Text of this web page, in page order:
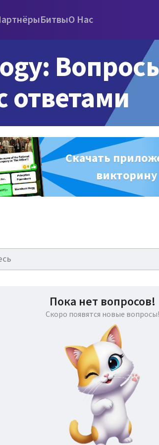
БитвыО Нас
ответами
Скачать
викторину
Пока нет вопросов!
Скоро появятся новые вопросы!